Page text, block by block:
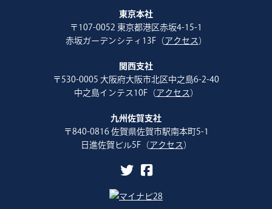
東京本社
〒107-0052 東京都港区赤坂4-15-1
赤坂ガーデンシティ13F（アクセス ）
関西支社
〒530-0005 大阪府大阪市北区中之島6-2-40
中之島インテス10F（アクセス ）
九州佐賀支社
〒840-0816 佐賀県佐賀市駅南本町5-1
日進佐賀ビル5F（アクセス ）